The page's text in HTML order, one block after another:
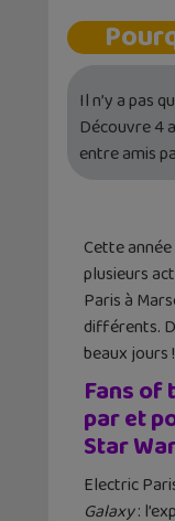
Il n’y a pas
Découvre 4
entre amis
Cette
plusieurs
Paris à
différents.
beaux jours !
Fans of
par et
Star
Electric
Galaxy: